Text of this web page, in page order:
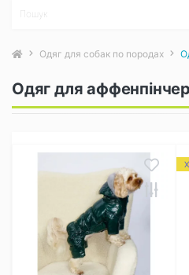
Одяг для собак по породах
Одяг для